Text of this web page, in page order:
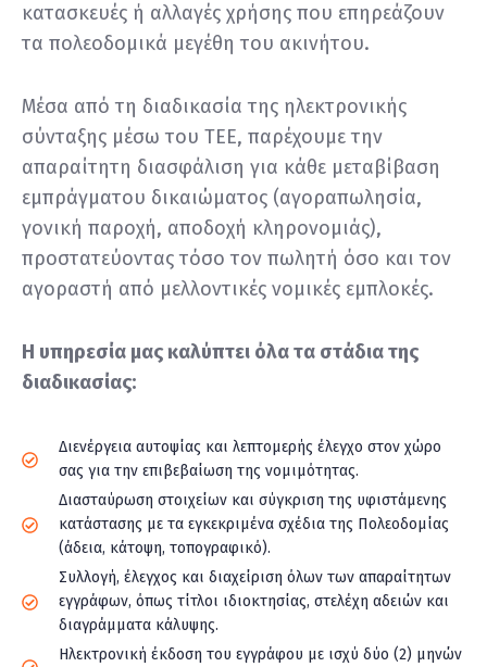
κατασκευές ή αλλαγές χρήσης που επηρεάζουν
τα πολεοδομικά μεγέθη του ακινήτου.
Μέσα από τη διαδικασία της ηλεκτρονικής
σύνταξης μέσω του ΤΕΕ, παρέχουμε την
απαραίτητη διασφάλιση για κάθε μεταβίβαση
εμπράγματου δικαιώματος (αγοραπωλησία,
γονική παροχή, αποδοχή κληρονομιάς),
προστατεύοντας τόσο τον πωλητή όσο και τον
αγοραστή από μελλοντικές νομικές εμπλοκές.
Η υπηρεσία μας καλύπτει όλα τα στάδια της
διαδικασίας:
Διενέργεια αυτοψίας και λεπτομερής έλεγχο στον χώρο
σας για την επιβεβαίωση της νομιμότητας.
Διασταύρωση στοιχείων και σύγκριση της υφιστάμενης
κατάστασης με τα εγκεκριμένα σχέδια της Πολεοδομίας
(άδεια, κάτοψη, τοπογραφικό).
Συλλογή, έλεγχος και διαχείριση όλων των απαραίτητων
εγγράφων, όπως τίτλοι ιδιοκτησίας, στελέχη αδειών και
διαγράμματα κάλυψης.
Ηλεκτρονική έκδοση του εγγράφου με ισχύ δύο (2) μηνών